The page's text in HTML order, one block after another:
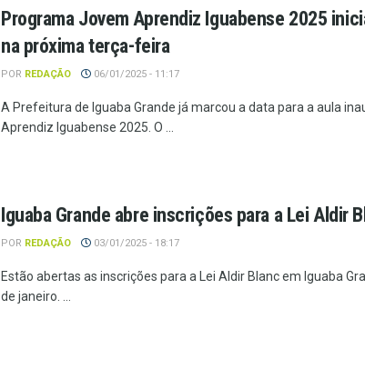
Programa Jovem Aprendiz Iguabense 2025
na próxima terça-feira
POR REDAÇÃO 06/01/2025 - 11:17
A Prefeitura de Iguaba Grande já marcou a data para a aula
Aprendiz Iguabense 2025. O ...
Iguaba Grande abre inscrições para a Lei Aldir
POR REDAÇÃO 03/01/2025 - 18:17
Estão abertas as inscrições para a Lei Aldir Blanc em Iguaba
de janeiro. ...